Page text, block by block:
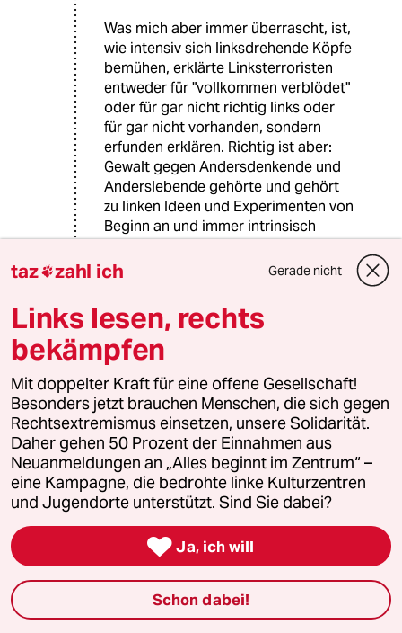
Was mich aber immer überrascht, ist,
wie intensiv sich linksdrehende Köpfe
bemühen, erklärte Linksterroristen
entweder für "vollkommen verblödet"
oder für gar nicht richtig links oder
für gar nicht vorhanden, sondern
erfunden erklären. Richtig ist aber:
Gewalt gegen Andersdenkende und
Anderslebende gehörte und gehört
zu linken Ideen und Experimenten von
Beginn an und immer intrinsisch
HH Herma Huhn
08.01.2026,
@Vigoleis:
Und Ihre Argumentation gegen die
recht Urheberschaft funktioniert mit
den gleichen Argumenten, wie die
Verteidigung von links.
V Vigoleis
@Herma Huhn:
Nein, ein Spezifikum des
Linksterrorismus ist die notorische,
blindwütige Rechthaberei und die
taz zahl ich Gerade nicht
Links lesen, rechts
bekämpfen
Mit doppelter Kraft für eine offene Gesellschaft!
Besonders jetzt brauchen Menschen, die sich gegen
Rechtsextremismus einsetzen, unsere Solidarität.
Daher gehen 50 Prozent der Einnahmen aus
Neuanmeldungen an „Alles beginnt im Zentrum“ –
eine Kampagne, die bedrohte linke Kulturzentren
und Jugendorte unterstützt. Sind Sie dabei?
 Ja, ich will
Schon dabei!